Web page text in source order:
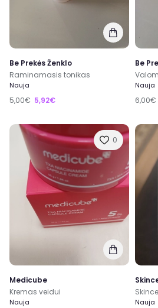
Be Prekės Ženklo
Raminamasis tonikas
Nauja
5,00€ 5,92€
Be
Nauja
6,00€
0
Medicube
Kremas veidui
Nauja Nauja